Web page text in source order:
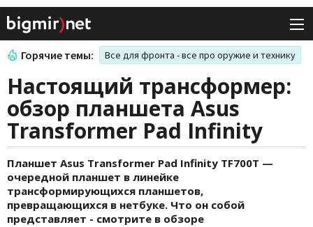
Горячие темы: Все для фронта - все про оружие и технику
Настоящий трансформер:
обзор планшета Asus
Transformer Pad Infinity
Планшет Asus Transformer Pad Infinity TF700T —
очередной планшет в линейке
трансформирующихся планшетов,
превращающихся в нетбуке. Что он собой
представляет - смотрите в обзоре